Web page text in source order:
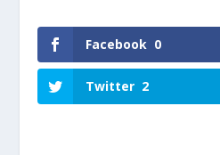
Facebook 0
Twitter 2